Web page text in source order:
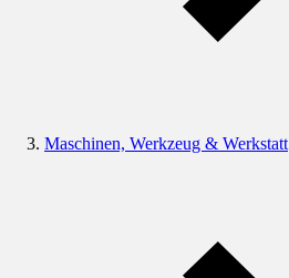
Maschinen, Werkzeug & Werkstatt